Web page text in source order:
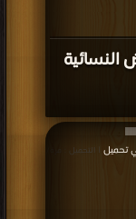
النسائية
تحميل
| التحميل : مرة/